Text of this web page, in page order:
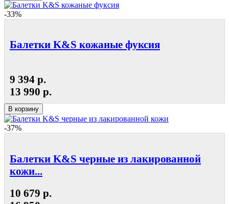
-33%
Балетки K&S кожаные фуксия
9 394 р.
13 990 р.
В корзину
-37%
Балетки K&S черные из лакированной
кожи...
10 679 р.